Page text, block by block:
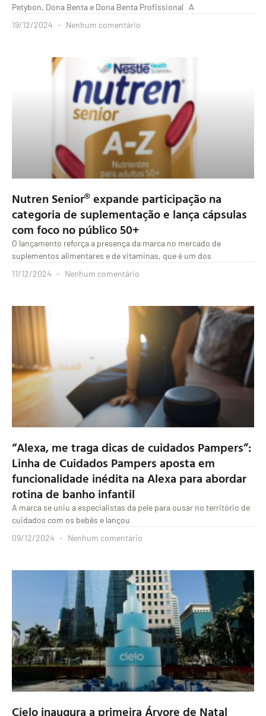
Petybon, Dona Benta e Dona Benta Profissional A
19/12/2024
Nenhum comentário
Nutren Senior® expande participação na
categoria de suplementação e lança cápsulas
com foco no público 50+
O lançamento reforça a presença da marca no mercado de
suplementos alimentares e de vitaminas, que é um dos
11/12/2024
Nenhum comentário
“Alexa, me traga dicas de cuidados Pampers”:
Linha de Cuidados Pampers aposta em
funcionalidade inédita na Alexa para abordar
rotina de banho infantil
A marca se uniu a especialistas da pele para ousar no território de
cuidados com os bebês e lançou
09/12/2024
Nenhum comentário
Cielo inaugura a primeira Árvore de Natal